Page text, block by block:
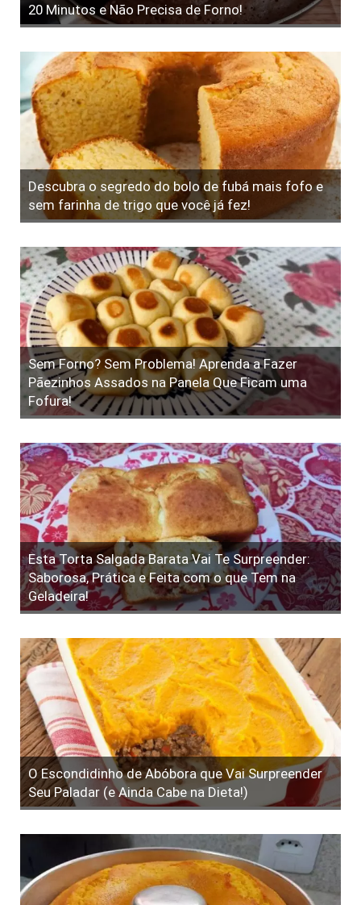
20 Minutos e Não Precisa de Forno!
Descubra o segredo do bolo de fubá mais fofo e
sem farinha de trigo que você já fez!
Sem Forno? Sem Problema! Aprenda a Fazer
Pãezinhos Assados na Panela Que Ficam uma
Fofura!
Esta Torta Salgada Barata Vai Te Surpreender:
Saborosa, Prática e Feita com o que Tem na
Geladeira!
O Escondidinho de Abóbora que Vai Surpreender
Seu Paladar (e Ainda Cabe na Dieta!)